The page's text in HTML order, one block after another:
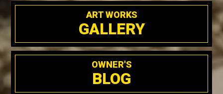
ART WORKS
GALLERY
OWNER'S
BLOG